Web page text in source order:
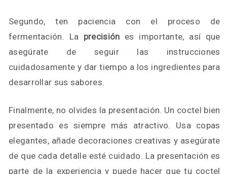
Segundo, ten paciencia con el proceso de
fermentación. La precisión es importante, así que
asegúrate de seguir las instrucciones
cuidadosamente y dar tiempo a los ingredientes para
desarrollar sus sabores.
Finalmente, no olvides la presentación. Un coctel bien
presentado es siempre más atractivo. Usa copas
elegantes, añade decoraciones creativas y asegúrate
de que cada detalle esté cuidado. La presentación es
parte de la experiencia y puede hacer que tu coctel